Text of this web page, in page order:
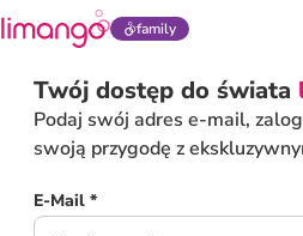
family
Twój dostęp do świata
Podaj swój adres e-mail,
swoją przygodę z
E-Mail *